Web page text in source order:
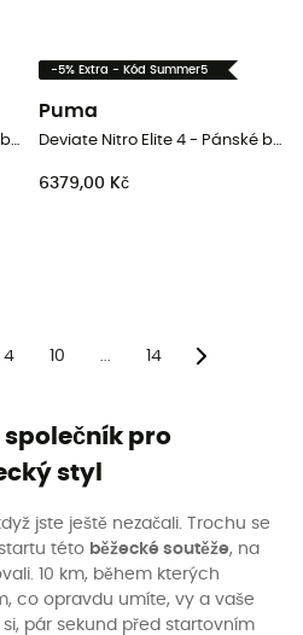
Ventus 2 - Dámské běžecké boty
-5% Extra - Kód Summer5
Puma
Deviate Nitro Elite 4 - Pánské běžecké boty
6379,00 Kč
4 10 14
společník pro
styl
jste ještě nezačali. Trochu se
této běžecké soutěže, na
10 km, během kterých
co opravdu umíte, vy a vaše
si, pár sekund před startovním